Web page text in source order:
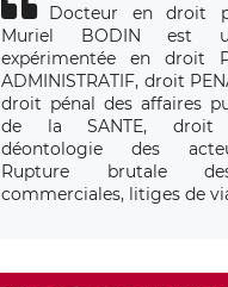
Docteur en droit
Muriel BODIN est
expérimentée en droit
ADMINISTRATIF, droit
droit pénal des affaires
de la SANTE, droit
déontologie des
Rupture brutale
commerciales, litiges de